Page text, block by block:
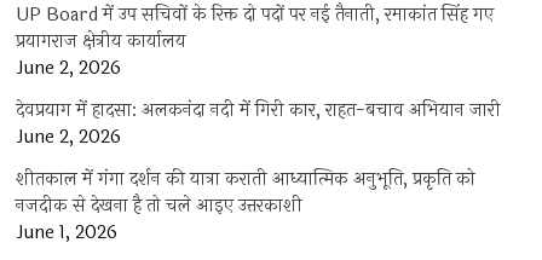
UP Board में उप सचिवों के रिक्त दो पदों पर नई तैनाती, रमाकांत सिंह गए
प्रयागराज क्षेत्रीय कार्यालय
June 2, 2026
देवप्रयाग में हादसा: अलकनंदा नदी में गिरी कार, राहत-बचाव अभियान जारी
June 2, 2026
शीतकाल में गंगा दर्शन की यात्रा कराती आध्यात्मिक अनुभूति, प्रकृति को
नजदीक से देखना है तो चले आइए उत्तरकाशी
June 1, 2026